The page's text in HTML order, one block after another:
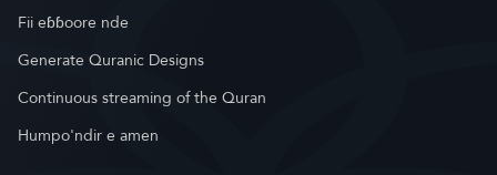
Fii eɓɓoore nde
Generate Quranic Designs
Continuous streaming of the Quran
Humpo'ndir e amen